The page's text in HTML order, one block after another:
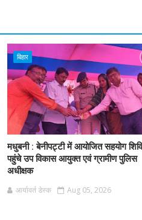
बिहार
मधुबनी : बेनीपट्टी में आयोजित सहयोग
पहुंचे उप विकास आयुक्त एवं ग्रामीण पुलिस
अधीक्षक
आर्यावर्त डेस्क Aug 05, 2026